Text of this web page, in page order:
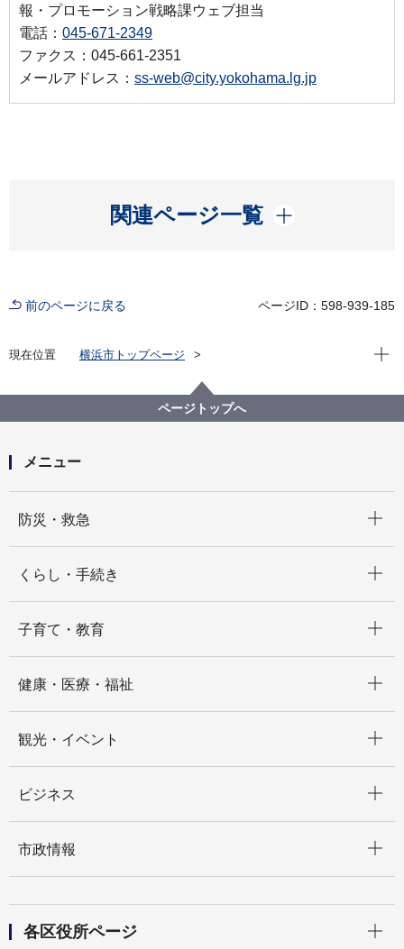
報・プロモーション戦略課ウェブ担当
電話： 045-671-2349
ファクス：045-661-2351
メールアドレス： ss-web@city.yokohama.lg.jp
関連ページ一覧
開く
前のページに戻る ページID：598-939-185
現在位置
横浜市トップページ
政策経営・国際戦略局
広報・プロモーション戦略課
横浜市公式LINEアカウントのお知らせを通知オフにし
現在
ページトップへ
メニュー
防災・救急
くらし・手続き
子育て・教育
健康・医療・福祉
観光・イベント
ビジネス
市政情報
各区役所ページ